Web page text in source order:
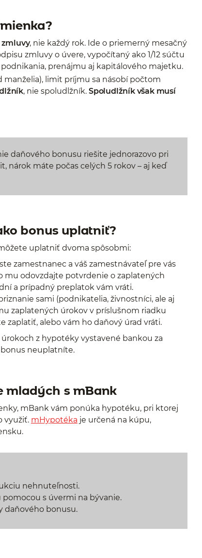
, nie každý rok. Ide o priemerný mesačný
zmluvy o úvere, vypočítaný ako 1/12 súčtu
prenájmu aj kapitálového majetku.
manželia), limit príjmu sa násobí počtom
, nie spoludlžník. Spoludlžník však musí
daňového bonusu riešite jednorazovo pri
nárok máte počas celých 5 rokov – aj keď
bonus uplatniť?
uplatniť dvoma spôsobmi:
zamestnanec a váš zamestnávateľ pre vás
mu odovzdajte potvrdenie o zaplatených
a prípadný preplatok vám vráti.
sami (podnikatelia, živnostníci, ale aj
zaplatených úrokov v príslušnom riadku
zaplatiť, alebo vám ho daňový úrad vráti.
z hypotéky vystavené bankou za
bonus neuplatníte.
mladých s mBank
mBank vám ponúka hypotéku, pri ktorej
využiť. mHypotéka je určená na kúpu,
nehnuteľnosti.
s úvermi na bývanie.
daňového bonusu.